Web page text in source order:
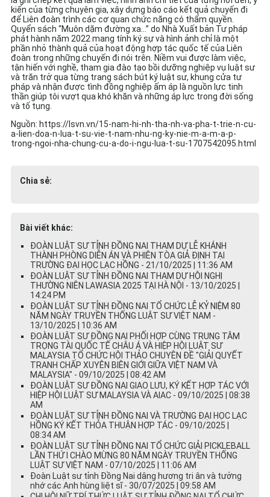
kiến của từng chuyên gia, xây dựng báo cáo kết quả chuyến đi
để Liên đoàn trình các cơ quan chức năng có thẩm quyền.
Quyển sách “Muôn dặm đường xa…” do Nhà Xuất bản Tư pháp
phát hành năm 2022 mang tính ký sự và hình ảnh chỉ là một
phần nhỏ thành quả của hoạt động hợp tác quốc tế của Liên
đoàn trong những chuyến đi nói trên. Niềm vui được làm việc,
tận hiến với nghề, tham gia đào tạo bồi dưỡng nghiệp vụ luật sư
và trăn trở qua từng trang sách bút ký luật sư, khung cửa tư
pháp và nhận được tình đồng nghiệp ấm áp là nguồn lực tinh
thần giúp tôi vượt qua khó khăn và những áp lực trong đời sống
và tố tụng.
Nguồn: https://lsvn.vn/15-nam-hi-nh-tha-nh-va-pha-t-trie-n-cu-
a-lien-doa-n-lua-t-su-vie-t-nam-nhu-ng-ky-nie-m-a-m-a-p-
trong-ngoi-nha-chung-cu-a-do-i-ngu-lua-t-su-1707542095.html
Chia sẻ:
Bài viết khác:
ĐOÀN LUẬT SƯ TỈNH ĐỒNG NAI THAM DỰ LỄ KHÁNH
THÀNH PHÒNG DIỄN ÁN VÀ PHIÊN TÒA GIẢ ĐỊNH TẠI
TRƯỜNG ĐẠI HỌC LẠC HỒNG - 21/10/2025 | 11:36 AM
ĐOÀN LUẬT SƯ TỈNH ĐỒNG NAI THAM DỰ HỘI NGHỊ
THƯỜNG NIÊN LAWASIA 2025 TẠI HÀ NỘI - 13/10/2025 |
14:24 PM
ĐOÀN LUẬT SƯ TỈNH ĐỒNG NAI TỔ CHỨC LỄ KỶ NIỆM 80
NĂM NGÀY TRUYỀN THỐNG LUẬT SƯ VIỆT NAM -
13/10/2025 | 10:36 AM
ĐOÀN LUẬT SƯ ĐỒNG NAI PHỐI HỢP CÙNG TRUNG TÂM
TRỌNG TÀI QUỐC TẾ CHÂU Á VÀ HIỆP HỘI LUẬT SƯ
MALAYSIA TỔ CHỨC HỘI THẢO CHUYÊN ĐỀ "GIẢI QUYẾT
TRANH CHẤP XUYÊN BIÊN GIỚI GIỮA VIỆT NAM VÀ
MALAYSIA" - 09/10/2025 | 08:42 AM
ĐOÀN LUẬT SƯ ĐỒNG NAI GIAO LƯU, KÝ KẾT HỢP TÁC VỚI
HIỆP HỘI LUẬT SƯ MALAYSIA VÀ AIAC - 09/10/2025 | 08:38
AM
ĐOÀN LUẬT SƯ TỈNH ĐỒNG NAI VÀ TRƯỜNG ĐẠI HỌC LẠC
HỒNG KÝ KẾT THỎA THUẬN HỢP TÁC - 09/10/2025 |
08:34 AM
ĐOÀN LUẬT SƯ TỈNH ĐỒNG NAI TỔ CHỨC GIẢI PICKLEBALL
LẦN THỨ I CHÀO MỪNG 80 NĂM NGÀY TRUYỀN THỐNG
LUẬT SƯ VIỆT NAM - 07/10/2025 | 11:06 AM
Đoàn Luật sư tỉnh Đồng Nai dâng hương tri ân và tưởng
nhớ các Anh hùng liệt sĩ - 30/07/2025 | 09:58 AM